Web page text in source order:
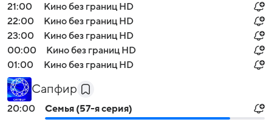
21:00
Кино без границ HD
22:00
Кино без границ HD
23:00
Кино без границ HD
00:00
Кино без границ HD
01:00
Кино без границ HD
Сапфир
20:00
Семья (57-я серия)